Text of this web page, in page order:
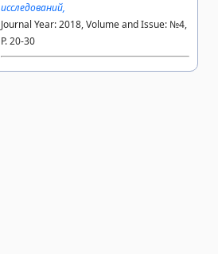
исследований,
Journal Year: 2018, Volume and Issue: №4,
P. 20-30